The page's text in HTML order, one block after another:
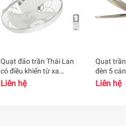
140
64
Quạt đảo trần Thái Lan
có điều khiển từ xa
Hatari HT-C16R1
Liên hệ
Quạt
đèn 5
2756
Liên hệ